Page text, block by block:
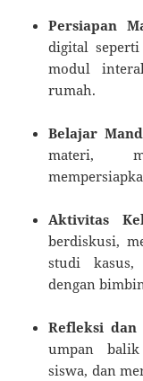
Persiapan
digital
modul
rumah.
Belajar
materi,
Aktivitas
berdiskusi,
studi
dengan
Refleksi dan
umpan balik
siswa, dan